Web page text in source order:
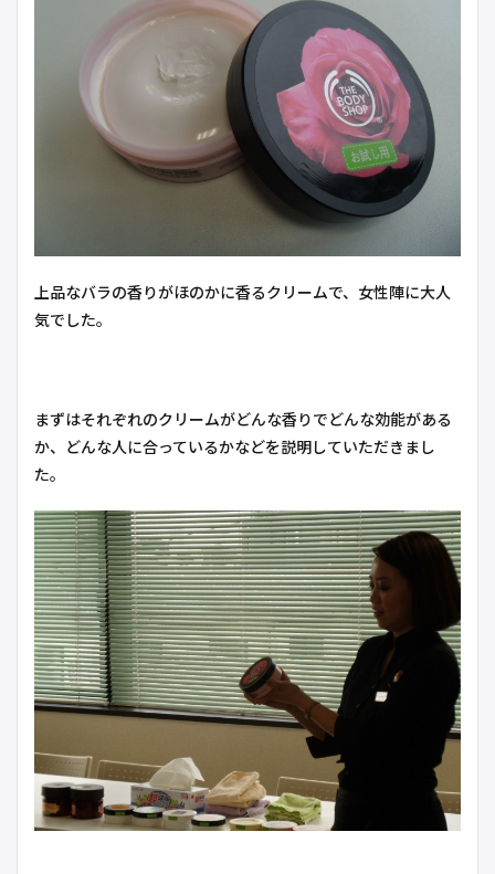
上品なバラの香りがほのかに香るクリームで、女性陣に大人
気でした。
まずはそれぞれのクリームがどんな香りでどんな効能がある
か、どんな人に合っているかなどを説明していただきまし
た。